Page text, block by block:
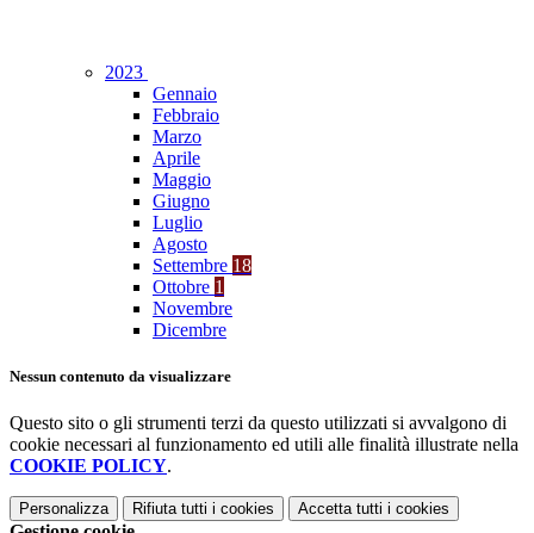
2023
Gennaio
Febbraio
Marzo
Aprile
Maggio
Giugno
Luglio
Agosto
Settembre 18
Ottobre 1
Novembre
Dicembre
Nessun contenuto da visualizzare
Questo sito o gli strumenti terzi da questo utilizzati si avvalgono di
cookie necessari al funzionamento ed utili alle finalità illustrate nella
COOKIE POLICY.
Personalizza Rifiuta tutti i cookies Accetta tutti i cookies